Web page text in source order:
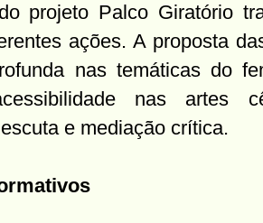
projeto Palco Giratório
ações. A proposta
nas temáticas do
nas artes
e mediação crítica.